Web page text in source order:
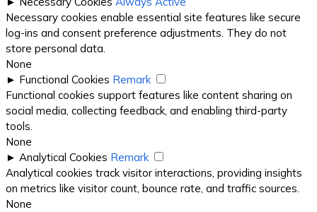
Necessary cookies enable essential site features like secure
log-ins and consent preference adjustments. They do not
store personal data.
None
► Functional Cookies Remark
Functional cookies support features like content sharing on
social media, collecting feedback, and enabling third-party
tools.
None
► Analytical Cookies Remark
Analytical cookies track visitor interactions, providing insights
on metrics like visitor count, bounce rate, and traffic sources.
None